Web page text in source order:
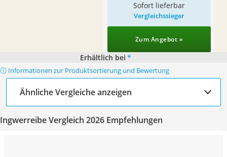
Sofort lieferbar
Vergleichssieger
Zum Angebot »
Erhältlich bei *
ⓘ Informationen zur Produktsortierung und Bewertung
Ähnliche Vergleiche anzeigen
Ingwerreibe Vergleich 2026 Empfehlungen